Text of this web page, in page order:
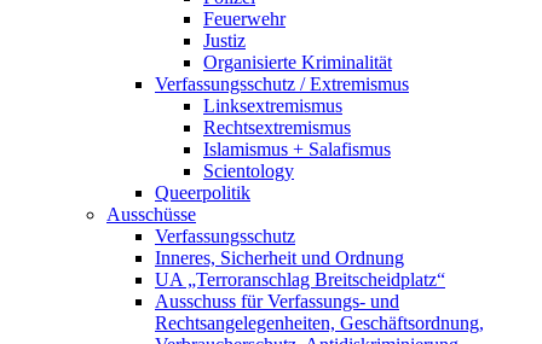
Feuerwehr
Justiz
Organisierte Kriminalität
Verfassungsschutz / Extremismus
Linksextremismus
Rechtsextremismus
Islamismus + Salafismus
Scientology
Queerpolitik
Ausschüsse
Verfassungsschutz
Inneres, Sicherheit und Ordnung
UA „Terroranschlag Breitscheidplatz“
Ausschuss für Verfassungs- und
Rechtsangelegenheiten, Geschäftsordnung,